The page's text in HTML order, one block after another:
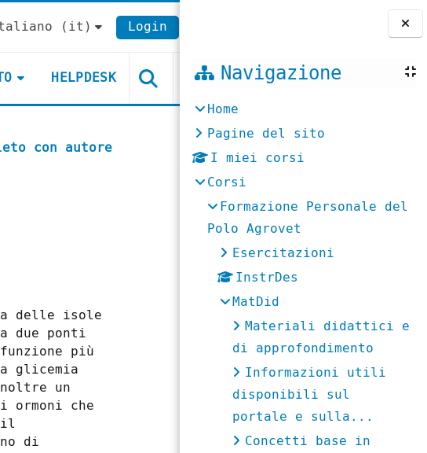
Blocchi
Navigazione
Home
Pagine del sito
I miei corsi
Corsi
Formazione Personale del
Polo Agrovet
Esercitazioni
InstrDes
MatDid
Materiali didattici e
di approfondimento
Informazioni utili
disponibili sul
portale e sulla...
Concetti base in
‎(it)‎ Login
HELPDESK
con autore
delle isole
due ponti
più
glicemia
un
che
il
di